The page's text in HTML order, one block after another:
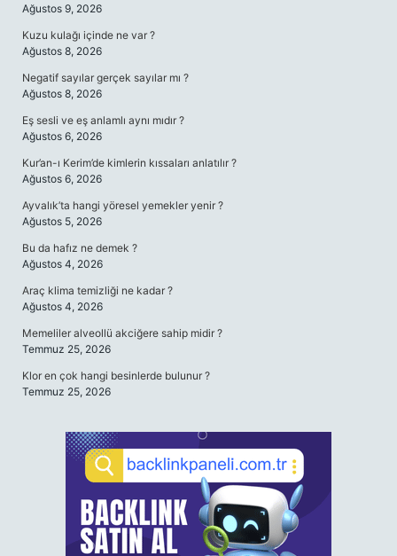
Ağustos 9, 2026
Kuzu kulağı içinde ne var ?
Ağustos 8, 2026
Negatif sayılar gerçek sayılar mı ?
Ağustos 8, 2026
Eş sesli ve eş anlamlı aynı mıdır ?
Ağustos 6, 2026
Kur’an-ı Kerim’de kimlerin kıssaları anlatılır ?
Ağustos 6, 2026
Ayvalık’ta hangi yöresel yemekler yenir ?
Ağustos 5, 2026
Bu da hafız ne demek ?
Ağustos 4, 2026
Araç klima temizliği ne kadar ?
Ağustos 4, 2026
Memeliler alveollü akciğere sahip midir ?
Temmuz 25, 2026
Klor en çok hangi besinlerde bulunur ?
Temmuz 25, 2026